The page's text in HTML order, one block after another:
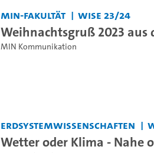
MIN-Fakultät WiSe 23/24
Weihnachtsgruß 2023
MIN Kommunikation
Erdsystemwissenschaften
Wetter oder Klima - Nahe